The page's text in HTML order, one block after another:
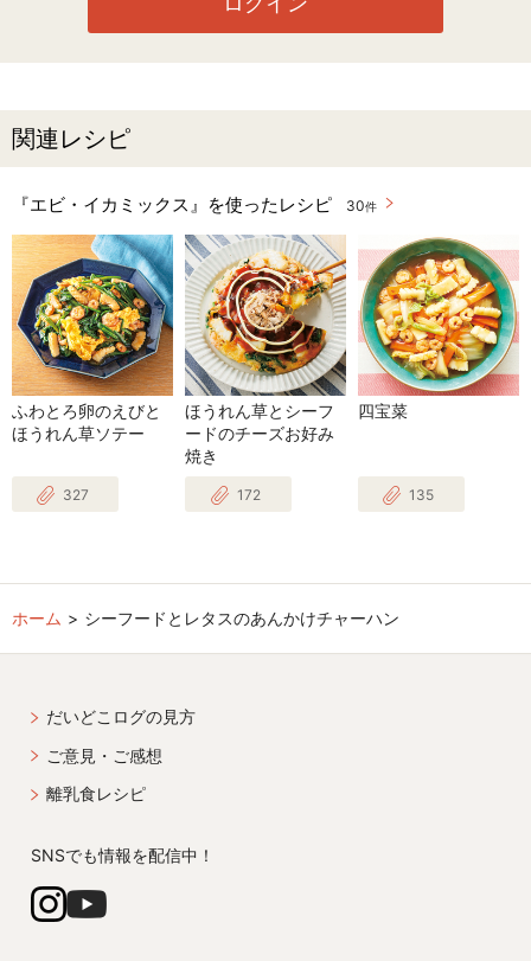
関連レシピ
『エビ・イカミックス』を使ったレシピ 30件
ふわとろ卵のえびと
ほうれん草ソテー
327
ほうれん草とシーフ
ードのチーズお好み
焼き
172
四宝菜
135
ホーム シーフードとレタスのあんかけチャーハン
だいどこログの見方
ご意見・ご感想
離乳食レシピ
SNSでも情報を配信中！